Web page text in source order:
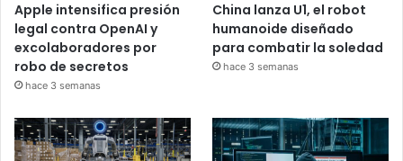
Apple intensifica presión
legal contra OpenAI y
excolaboradores por
robo de secretos
hace 3 semanas
China lanza U1, el robot
humanoide diseñado
para combatir la soledad
hace 3 semanas